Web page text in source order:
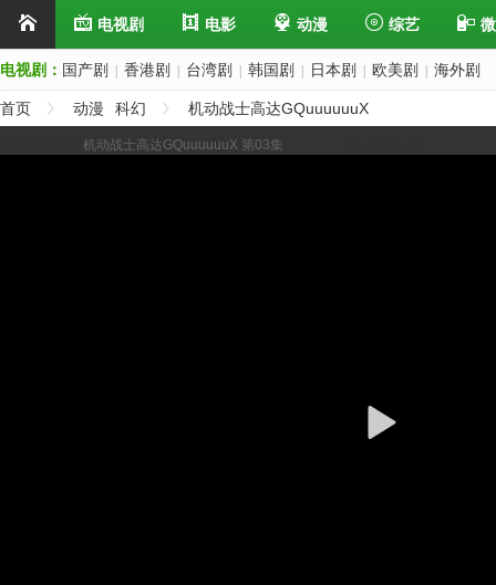
电视剧 电影 动漫 综艺
电视剧： 国产剧 香港剧 台湾剧 韩国剧 日本剧 欧美剧 海外剧
首页 动漫 科幻 机动战士高达GQuuuuuuX
机动战士高达GQuuuuuuX 第03集